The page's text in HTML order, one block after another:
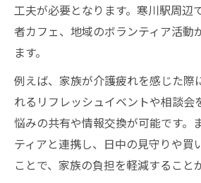
工夫が必要となります。寒川駅周辺
者カフェ、地域のボランティア活動
ます。
例えば、家族が介護疲れを感じた際
れるリフレッシュイベントや相談会
悩みの共有や情報交換が可能です。
ティアと連携し、日中の見守りや買
ことで、家族の負担を軽減すること